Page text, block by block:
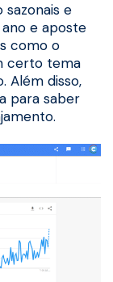
sazonais e
e aposte
como o
certo tema
Além disso,
para saber